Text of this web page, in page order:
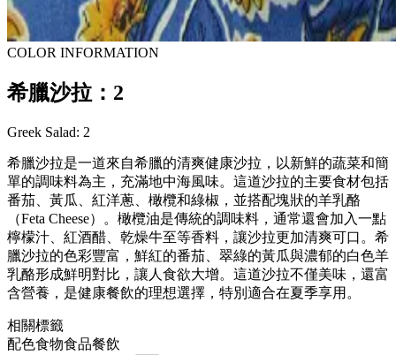
COLOR INFORMATION
希臘沙拉：2
Greek Salad: 2
希臘沙拉是一道來自希臘的清爽健康沙拉，以新鮮的蔬菜和簡
單的調味料為主，充滿地中海風味。這道沙拉的主要食材包括
番茄、黃瓜、紅洋蔥、橄欖和綠椒，並搭配塊狀的羊乳酪
（Feta Cheese）。橄欖油是傳統的調味料，通常還會加入一點
檸檬汁、紅酒醋、乾燥牛至等香料，讓沙拉更加清爽可口。希
臘沙拉的色彩豐富，鮮紅的番茄、翠綠的黃瓜與濃郁的白色羊
乳酪形成鮮明對比，讓人食欲大增。這道沙拉不僅美味，還富
含營養，是健康餐飲的理想選擇，特別適合在夏季享用。
相關標籤
配色食物食品餐飲